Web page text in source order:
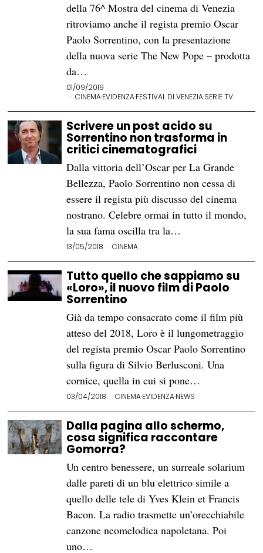
della 76^ Mostra del cinema di Venezia
ritroviamo anche il regista premio Oscar
Paolo Sorrentino, con la presentazione
della nuova serie The New Pope – prodotta
da…
01/09/2019
CINEMA·EVIDENZA·FESTIVAL DI VENEZIA·SERIE TV
Scrivere un post acido su
Sorrentino non trasforma in
critici cinematografici
Dalla vittoria dell’Oscar per La Grande
Bellezza, Paolo Sorrentino non cessa di
essere il regista più discusso del cinema
nostrano. Celebre ormai in tutto il mondo,
la sua fama oscilla tra la…
13/05/2018 CINEMA
Tutto quello che sappiamo su
«Loro», il nuovo film di Paolo
Sorrentino
Già da tempo consacrato come il film più
atteso del 2018, Loro è il lungometraggio
del regista premio Oscar Paolo Sorrentino
sulla figura di Silvio Berlusconi. Una
cornice, quella in cui si pone…
03/04/2018 CINEMA·EVIDENZA·NEWS
Dalla pagina allo schermo,
cosa significa raccontare
Gomorra?
Un centro benessere, un surreale solarium
dalle pareti di un blu elettrico simile a
quello delle tele di Yves Klein et Francis
Bacon. La radio trasmette un’orecchiabile
canzone neomelodica napoletana. Poi
uno…